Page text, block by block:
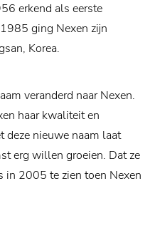
erkend als eerste
ging Nexen zijn
Korea.
veranderd naar Nexen.
haar kwaliteit en
deze nieuwe naam laat
erg willen groeien. Dat ze
in 2005 te zien toen Nexen